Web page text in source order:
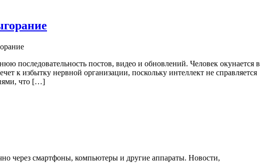
последовательность постов, видео и обновлений. Человек окунается в
избытку нервной организации, поскольку интеллект не справляется
что […]
через смартфоны, компьютеры и другие аппараты. Новости,